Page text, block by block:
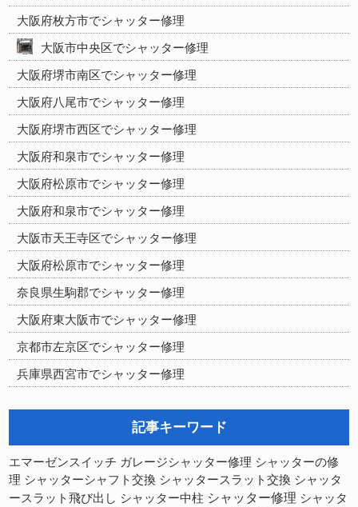
大阪府枚方市でシャッター修理
大阪市中央区でシャッター修理
大阪府堺市南区でシャッター修理
大阪府八尾市でシャッター修理
大阪府堺市西区でシャッター修理
大阪府和泉市でシャッター修理
大阪府松原市でシャッター修理
大阪府和泉市でシャッター修理
大阪市天王寺区でシャッター修理
大阪府松原市でシャッター修理
奈良県生駒郡でシャッター修理
大阪府東大阪市でシャッター修理
京都市左京区でシャッター修理
兵庫県西宮市でシャッター修理
記事キーワード
エマーゼンスイッチ ガレージシャッター修理 シャッターの修
理 シャッターシャフト交換 シャッタースラット交換 シャッタ
ースラット飛び出し シャッター中柱 シャッター修理 シャッタ